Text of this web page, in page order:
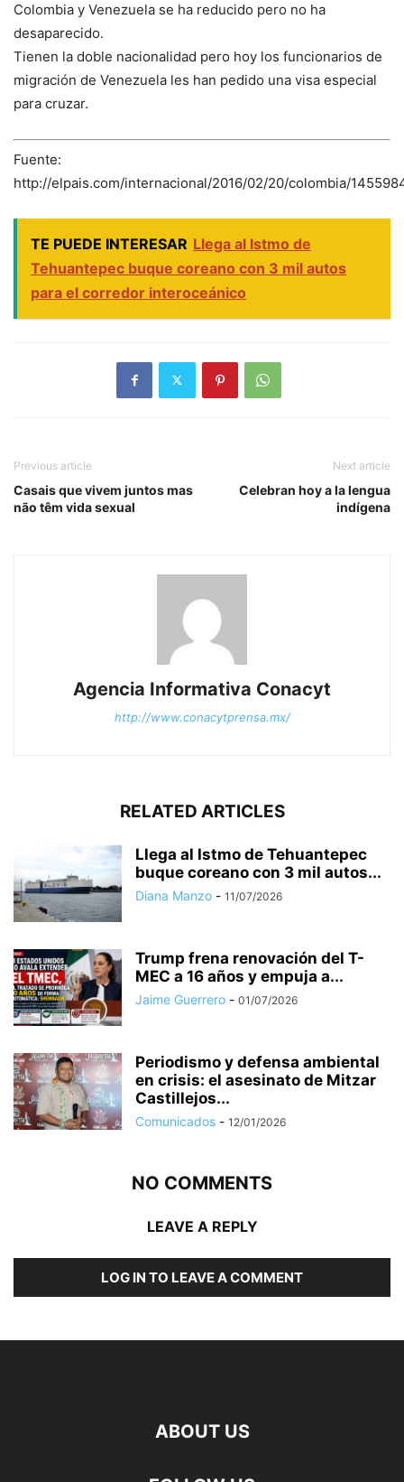
Colombia y Venezuela se ha reducido pero no ha
desaparecido.
Tienen la doble nacionalidad pero hoy los funcionarios de
migración de Venezuela les han pedido una visa especial
para cruzar.
Fuente:
http://elpais.com/internacional/2016/02/20/colombia/
TE PUEDE INTERESAR Llega al Istmo de
Tehuantepec buque coreano con 3 mil autos
para el corredor interoceánico
Previous article
Casais que vivem juntos mas
não têm vida sexual
Next article
Celebran hoy a la lengua
indígena
Agencia Informativa Conacyt
http://www.conacytprensa.mx/
RELATED ARTICLES
Llega al Istmo de Tehuantepec
buque coreano con 3 mil autos...
Diana Manzo - 11/07/2026
Trump frena renovación del T-
MEC a 16 años y empuja a...
Jaime Guerrero - 01/07/2026
Periodismo y defensa ambiental
en crisis: el asesinato de Mitzar
Castillejos...
Comunicados - 12/01/2026
NO COMMENTS
LEAVE A REPLY
LOG IN TO LEAVE A COMMENT
ABOUT US